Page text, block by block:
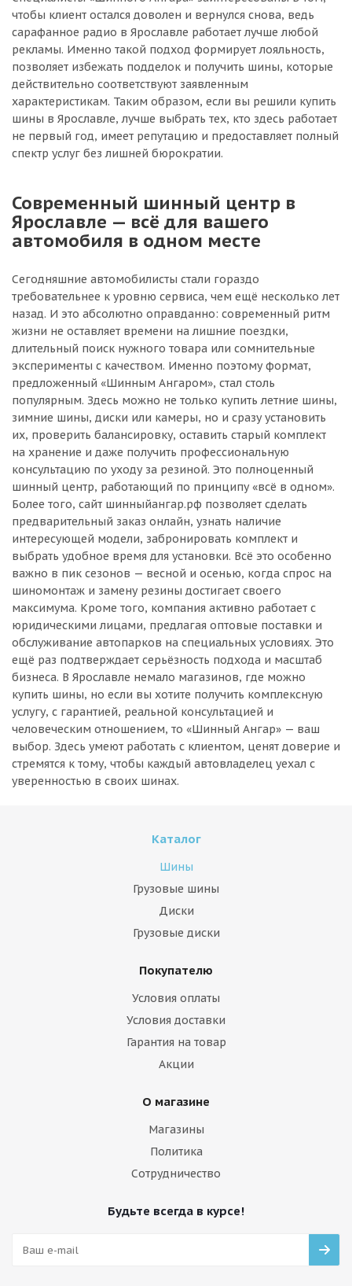
чтобы клиент остался доволен и вернулся снова, ведь
сарафанное радио в Ярославле работает лучше любой
рекламы. Именно такой подход формирует лояльность,
позволяет избежать подделок и получить шины, которые
действительно соответствуют заявленным
характеристикам. Таким образом, если вы решили купить
шины в Ярославле, лучше выбрать тех, кто здесь работает
не первый год, имеет репутацию и предоставляет полный
спектр услуг без лишней бюрократии.
Современный шинный центр в
Ярославле — всё для вашего
автомобиля в одном месте
Сегодняшние автомобилисты стали гораздо
требовательнее к уровню сервиса, чем ещё несколько лет
назад. И это абсолютно оправданно: современный ритм
жизни не оставляет времени на лишние поездки,
длительный поиск нужного товара или сомнительные
эксперименты с качеством. Именно поэтому формат,
предложенный «Шинным Ангаром», стал столь
популярным. Здесь можно не только купить летние шины,
зимние шины, диски или камеры, но и сразу установить
их, проверить балансировку, оставить старый комплект
на хранение и даже получить профессиональную
консультацию по уходу за резиной. Это полноценный
шинный центр, работающий по принципу «всё в одном».
Более того, сайт шинныйангар.рф позволяет сделать
предварительный заказ онлайн, узнать наличие
интересующей модели, забронировать комплект и
выбрать удобное время для установки. Всё это особенно
важно в пик сезонов — весной и осенью, когда спрос на
шиномонтаж и замену резины достигает своего
максимума. Кроме того, компания активно работает с
юридическими лицами, предлагая оптовые поставки и
обслуживание автопарков на специальных условиях. Это
ещё раз подтверждает серьёзность подхода и масштаб
бизнеса. В Ярославле немало магазинов, где можно
купить шины, но если вы хотите получить комплексную
услугу, с гарантией, реальной консультацией и
человеческим отношением, то «Шинный Ангар» — ваш
выбор. Здесь умеют работать с клиентом, ценят доверие и
стремятся к тому, чтобы каждый автовладелец уехал с
уверенностью в своих шинах.
Каталог
Шины
Грузовые шины
Диски
Грузовые диски
Покупателю
Условия оплаты
Условия доставки
Гарантия на товар
Акции
О магазине
Магазины
Политика
Сотрудничество
Будьте всегда в курсе!